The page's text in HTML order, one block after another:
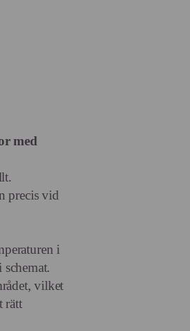
med
precis vid
i
vilket
rätt